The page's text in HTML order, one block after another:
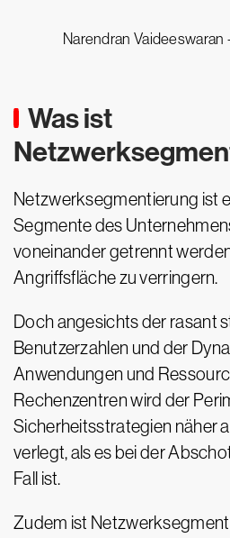
Narendran Vaideeswaran
Was ist
Netzwerksegmentierung ist
Segmente des
voneinander getrennt
Angriffsfläche zu verringern.
Doch angesichts der rasant
Benutzerzahlen und der
Anwendungen und
Rechenzentren wird der
Sicherheitsstrategien näher
verlegt, als es bei der
Fall ist.
Zudem ist